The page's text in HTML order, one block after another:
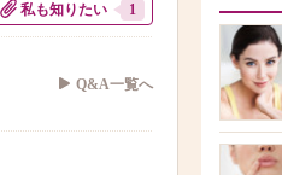
私も知りたい 1
Q&A一覧へ